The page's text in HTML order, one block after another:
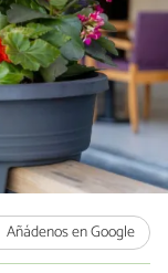
Añádenos en Google